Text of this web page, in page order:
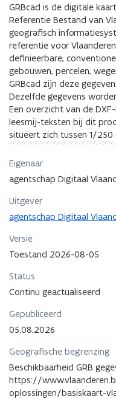
GRBcad is de digitale
Referentie Bestand van
geografisch
referentie voor
definieerbare,
gebouwen, percelen,
GRBcad zijn deze
Dezelfde gegevens
Een overzicht van de
leesmij-teksten bij dit
situeert zich tussen 1/250
Eigenaar
agentschap Digitaal
Uitgever
agentschap Digitaal
Versie
Toestand 2026-08-05
Status
Continu geactualiseerd
Gepubliceerd
05.08.2026
Geografische begrenzing
Beschikbaarheid GRB
https://
oplossingen/basiskaart-